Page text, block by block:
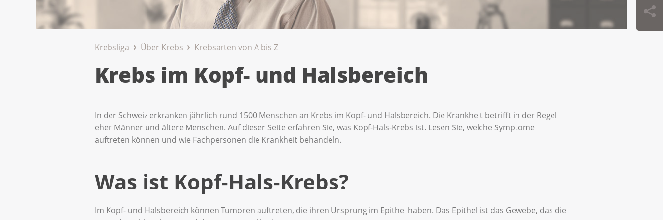
Krebsliga Über Krebs Krebsarten von A bis Z
Krebs im Kopf- und Halsbereich
In der Schweiz erkranken jährlich rund 1500 Menschen an Krebs im Kopf- und Halsbereich. Die Krankheit betrifft in der Regel
eher Männer und ältere Menschen. Auf dieser Seite erfahren Sie, was Kopf-Hals-Krebs ist. Lesen Sie, welche Symptome
auftreten können und wie Fachpersonen die Krankheit behandeln.
Was ist Kopf-Hals-Krebs?
Im Kopf- und Halsbereich können Tumoren auftreten, die ihren Ursprung im Epithel haben. Das Epithel ist das Gewebe, das die